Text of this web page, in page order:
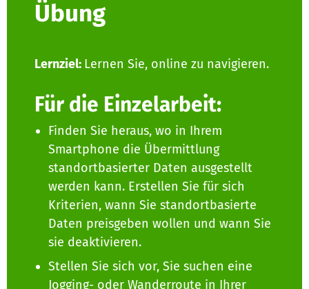
Übung
Lernziel: Lernen Sie, online zu navigieren.
Für die Einzelarbeit:
Finden Sie heraus, wo in Ihrem
Smartphone die Übermittlung
standortbasierter Daten ausgestellt
werden kann. Erstellen Sie für sich
Kriterien, wann Sie standortbasierte
Daten preisgeben wollen und wann Sie
sie deaktivieren.
Stellen Sie sich vor, Sie suchen eine
Jogging- oder Wanderroute in Ihrer